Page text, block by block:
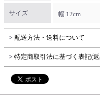
サイズ 幅 12cm
配送方法・送料について
特定商取引法に基づく表記(